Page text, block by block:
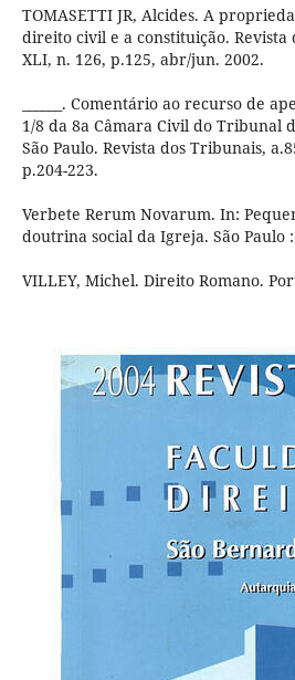
TOMASETTI JR, Alcides. A
direito civil e a constituição.
XLI, n. 126, p.125, abr/jun. 2002.
______. Comentário ao recurso de
1/8 da 8a Câmara Civil do Tribunal
São Paulo. Revista dos Tribunais,
p.204-223.
Verbete Rerum Novarum. In:
doutrina social da Igreja. São Paulo
VILLEY, Michel. Direito Romano.